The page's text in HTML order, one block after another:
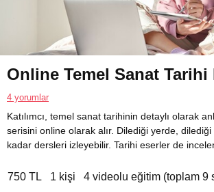
Online Temel Sanat
4 yorumlar
Katılımcı, temel sanat tarihinin detaylı olarak
serisini online olarak alır. Dilediği yerde,
kadar dersleri izleyebilir. Tarihi eserler de
750 TL 1 kişi 4 videolu eğitim (toplam 9